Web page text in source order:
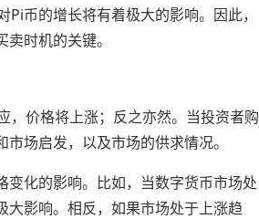
币的增长将有着极大的影响。因此，
时机的关键。
，价格将上涨；反之亦然。当投资者购
场启发，以及市场的供求情况。
化的影响。比如，当数字货币市场处
影响。相反，如果市场处于上涨趋